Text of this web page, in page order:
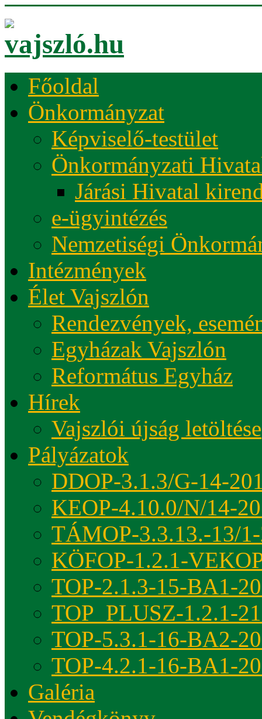
Főoldal
Önkormányzat
Képviselő-testület
Önkormányzati
Járási Hivatal
e-ügyintézés
Nemzetiségi
Intézmények
Élet Vajszlón
Rendezvények,
Egyházak Vajszlón
Református Egyház
Hírek
Vajszlói újság letöltése
Pályázatok
DDOP-3.1.3/G-14-
KEOP-4.10.0/N/14-
TÁMOP-3.3.13.-13/
KÖFOP-1.2.1-
TOP-2.1.3-15-BA1-
TOP_PLUSZ-1.2.1-
TOP-5.3.1-16-BA2-
TOP-4.2.1-16-BA1-
Galéria